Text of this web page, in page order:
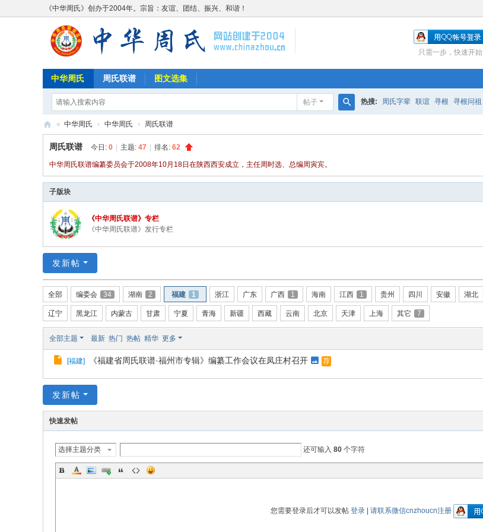
《中华周氏》创办于2004年。宗旨：友谊、团结、振兴、和谐！
只需一步，快速开始
中华周氏 周氏联谱 图文选集
帖子
索
热搜: 周氏字辈 联谊 寻根 寻根问祖
《
华
周
》
w
w.
ch
in
az
ho
旨
：
» 中华周氏 › 中华周氏 › 周氏联谱
周氏联谱 今日: 0 主题: 47 排名: 62
中华周氏联谱编纂委员会于2008年10月18日在陕西西安成立，主任周时选、总编周寅宾。
子版块
《中华周氏联谱》专栏
《中华周氏联谱》发行专栏
发新帖
全部 编委会 34 湖南 2 福建 1 浙江 广东 广西 1 海南 江西 1 贵州 四川 安徽 湖北
辽宁 黑龙江 内蒙古 甘肃 宁夏 青海 新疆 西藏 云南 北京 天津 上海 其它 7
全部主题 最新 热门 热帖 精华 更多
[福建] 《福建省周氏联谱·福州市专辑》编纂工作会议在凤庄村召开 荐
发新帖
快速发帖
选择主题分类 还可输入 80 个字符
您需要登录后才可以发帖 登录 请联系微信cnzhoucn注册